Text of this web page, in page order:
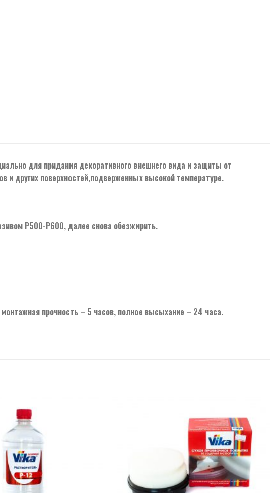
для придания декоративного внешнего вида и защиты от
и других поверхностей,подверженных высокой температуре.
Р500-Р600, далее снова обезжирить.
прочность – 5 часов, полное высыхание – 24 часа.